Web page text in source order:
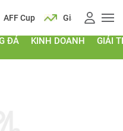
AFF Cup Giá vàng
ĐÁ KINH DOANH GIẢI